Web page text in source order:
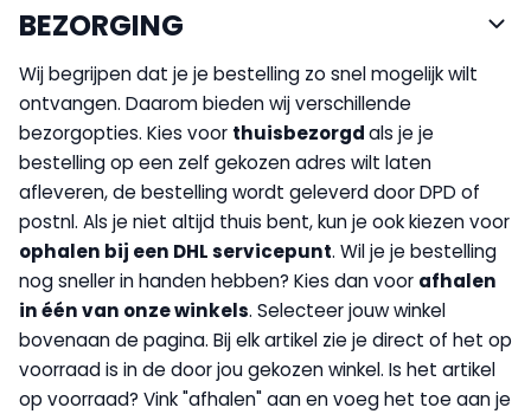
BEZORGING
Wij begrijpen dat je je bestelling zo snel mogelijk wilt
ontvangen. Daarom bieden wij verschillende
bezorgopties. Kies voor thuisbezorgdals je je
bestelling op een zelf gekozen adres wilt laten
afleveren, de bestelling wordt geleverd door DPD of
postnl. Als je niet altijd thuis bent, kun je ook kiezen voor
ophalen bij een DHL servicepunt. Wil je je bestelling
nog sneller in handen hebben? Kies dan voor afhalen
in één van onze winkels. Selecteer jouw winkel
bovenaan de pagina. Bij elk artikel zie je direct of het op
voorraad is in de door jou gekozen winkel. Is het artikel
op voorraad? Vink "afhalen" aan en voeg het toe aan je